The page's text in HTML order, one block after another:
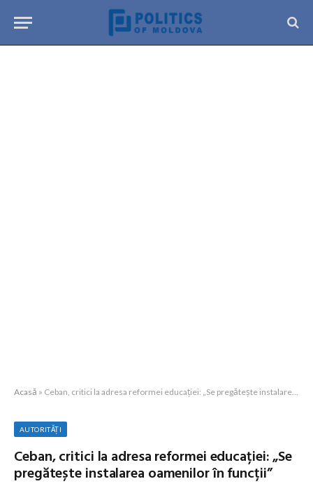
Acasă » Ceban, critici la adresa reformei educației: „Se pregătește instalarea oamenilor în funcții”
AUTORITĂȚI
Ceban, critici la adresa reformei educației: „Se
pregătește instalarea oamenilor în funcții”